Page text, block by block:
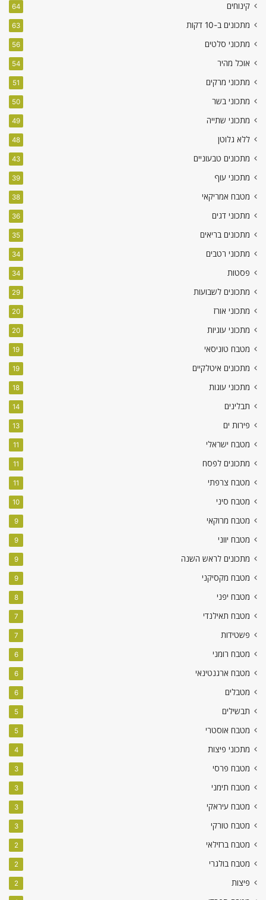
קינוחים 64
מתכונים ב-10 דקות 63
מתכוני סלטים 56
אוכל מהיר 54
מתכוני מרקים 51
מתכוני בשר 50
מתכוני שתייה 49
ללא גלוטן 48
מתכונים טבעוניים 43
מתכוני עוף 39
מטבח אמריקאי 38
מתכוני דגים 36
מתכונים בריאים 35
מתכוני רטבים 34
פסטות 34
מתכונים לשבועות 29
מתכוני אורז 20
מתכוני עוגיות 20
מטבח טוניסאי 19
מתכונים איטלקיים 19
מתכוני עוגות 18
תבלינים 14
פירות ים 13
מטבח ישראלי 11
מתכונים לפסח 11
מטבח צרפתי 11
מטבח סיני 10
מטבח מרוקאי 9
מטבח יווני 9
מתכונים לראש השנה 9
מטבח מקסיקני 9
מטבח יפני 8
מטבח תאילנדי 7
פשטידות 7
מטבח רומני 6
מטבח ארגנטינאי 6
מטבלים 6
תבשילים 5
מטבח אוסטרי 5
מתכוני פיצות 4
מטבח פרסי 3
מטבח תימני 3
מטבח עיראקי 3
מטבח טורקי 3
מטבח ברזילאי 2
מטבח בולגרי 2
פיצות 2